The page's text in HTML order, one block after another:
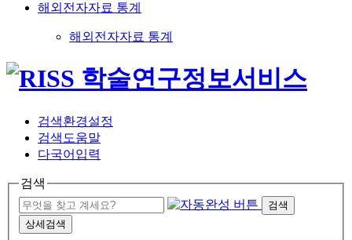
해외전자자료 통계
해외전자자료 통계
검색환경설정
검색도움말
다국어입력
검색
검색
상세검색